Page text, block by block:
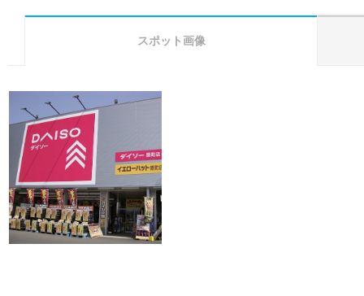
スポット画像